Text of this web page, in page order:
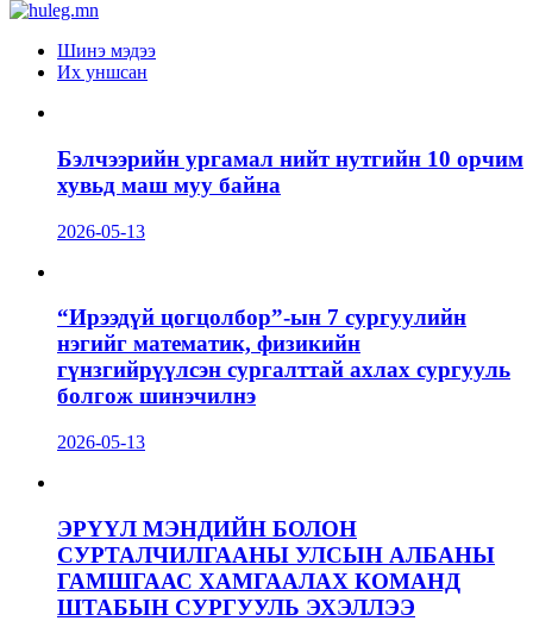
Шинэ мэдээ
Их уншсан
Бэлчээрийн ургамал нийт нутгийн 10 орчим
хувьд маш муу байна
2026-05-13
“Ирээдүй цогцолбор”-ын 7 сургуулийн
нэгийг математик, физикийн
гүнзгийрүүлсэн сургалттай ахлах сургууль
болгож шинэчилнэ
2026-05-13
ЭРҮҮЛ МЭНДИЙН БОЛОН
СУРТАЛЧИЛГААНЫ УЛСЫН АЛБАНЫ
ГАМШГААС ХАМГААЛАХ КОМАНД
ШТАБЫН СУРГУУЛЬ ЭХЭЛЛЭЭ